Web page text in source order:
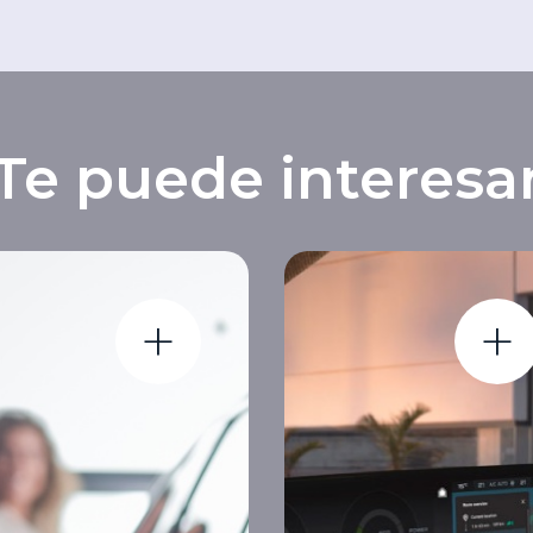
puede
+ +